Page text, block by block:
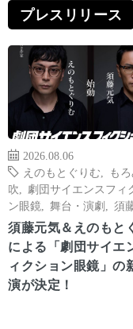
プレスリリース
2026.08.06
えのもとぐりむ
も
吹
劇団サイエンスフィ
ン眼鏡
舞台・演劇 須
須藤元気＆えのもと
による「劇団サイエ
ィクション眼鏡」の
演が決定！